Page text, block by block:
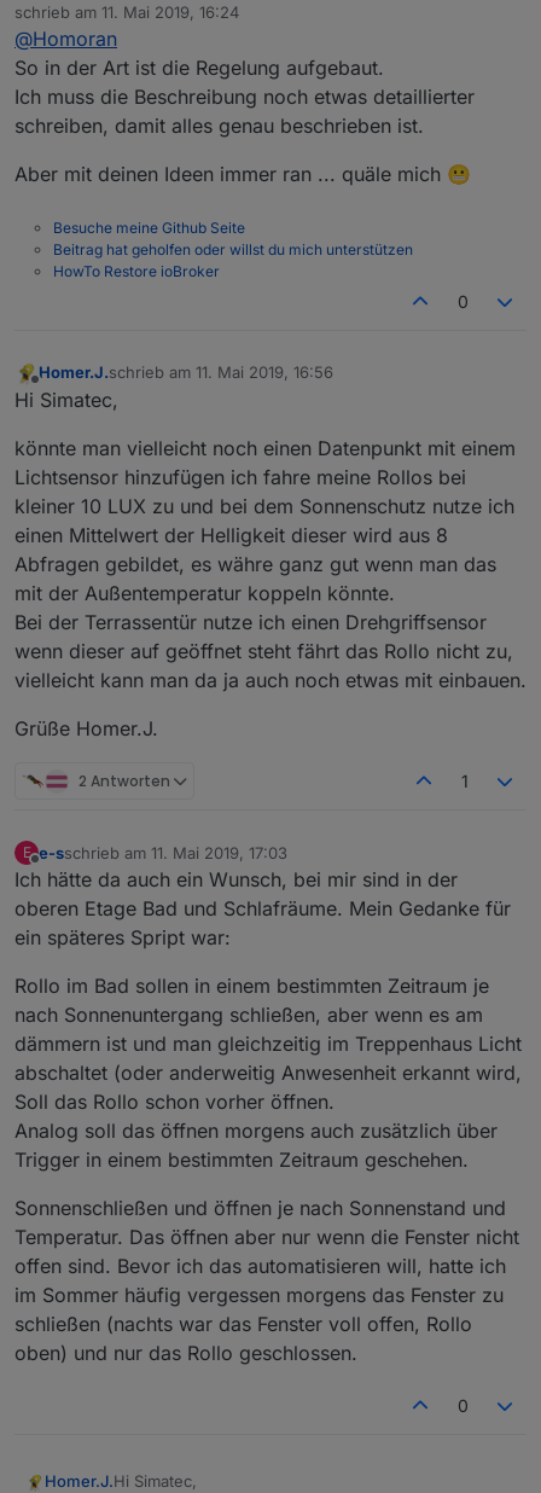
Spaß.
Meine Umschaltung von Automatik auf manuell läuft
relativ simpel. Momentan noch hardcoded, gibt es
für verdunklung und Beschattung jeweils einen wert
für oben und unten. Sollte zum nächsten
Schaltzeitpunkt der rollladen nicht an der erwarteten
wird nicht gesteuert.
Schlafzimmer oder Gästezimmer nur 1% zu
verstellen, dann geht er morgens nicht automatisch
hoch.
Offline
schrieb am 11. Mai 2019, 16:24
zuletzt editiert von
@Homoran
So in der Art ist die Regelung aufgebaut.
Ich muss die Beschreibung noch etwas detaillierter
schreiben, damit alles genau beschrieben ist.
Aber mit deinen Ideen immer ran ... quäle mich 😬
Besuche meine Github Seite
Beitrag hat geholfen oder willst du mich unterstützen
HowTo Restore ioBroker
0
Offline
Homer.J.schrieb am 11. Mai 2019, 16:56
zuletzt editiert von
Hi Simatec,
könnte man vielleicht noch einen Datenpunkt mit einem
Lichtsensor hinzufügen ich fahre meine Rollos bei
kleiner 10 LUX zu und bei dem Sonnenschutz nutze ich
einen Mittelwert der Helligkeit dieser wird aus 8
Abfragen gebildet, es währe ganz gut wenn man das
mit der Außentemperatur koppeln könnte.
Bei der Terrassentür nutze ich einen Drehgriffsensor
wenn dieser auf geöffnet steht fährt das Rollo nicht zu,
vielleicht kann man da ja auch noch etwas mit einbauen.
Grüße Homer.J.
2 Antworten 1
E
Offline
e-sschrieb am 11. Mai 2019, 17:03
zuletzt editiert von
Ich hätte da auch ein Wunsch, bei mir sind in der
oberen Etage Bad und Schlafräume. Mein Gedanke für
ein späteres Spript war:
Rollo im Bad sollen in einem bestimmten Zeitraum je
nach Sonnenuntergang schließen, aber wenn es am
dämmern ist und man gleichzeitig im Treppenhaus Licht
abschaltet (oder anderweitig Anwesenheit erkannt wird,
Soll das Rollo schon vorher öffnen.
Analog soll das öffnen morgens auch zusätzlich über
Trigger in einem bestimmten Zeitraum geschehen.
Sonnenschließen und öffnen je nach Sonnenstand und
Temperatur. Das öffnen aber nur wenn die Fenster nicht
offen sind. Bevor ich das automatisieren will, hatte ich
im Sommer häufig vergessen morgens das Fenster zu
schließen (nachts war das Fenster voll offen, Rollo
oben) und nur das Rollo geschlossen.
0
Homer.J.Hi Simatec,